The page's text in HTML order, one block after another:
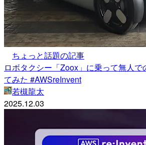
ちょっと話題の記事
ロボタクシー「Zoox」に乗って無人で
てみた #AWSreInvent
若槻龍太
2025.12.03